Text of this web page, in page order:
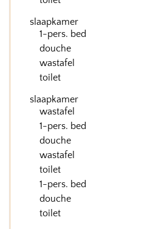
slaapkamer
1-pers. bed
douche
wastafel
toilet
slaapkamer
wastafel
1-pers. bed
douche
wastafel
toilet
1-pers. bed
douche
toilet